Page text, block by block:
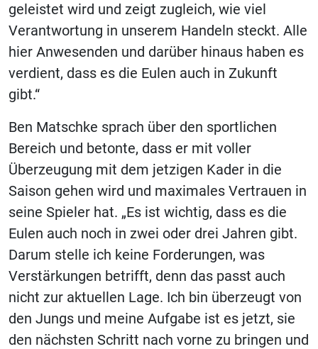
geleistet wird und zeigt zugleich, wie viel
Verantwortung in unserem Handeln steckt. Alle
hier Anwesenden und darüber hinaus haben es
verdient, dass es die Eulen auch in Zukunft
gibt.“
Ben Matschke sprach über den sportlichen
Bereich und betonte, dass er mit voller
Überzeugung mit dem jetzigen Kader in die
Saison gehen wird und maximales Vertrauen in
seine Spieler hat. „Es ist wichtig, dass es die
Eulen auch noch in zwei oder drei Jahren gibt.
Darum stelle ich keine Forderungen, was
Verstärkungen betrifft, denn das passt auch
nicht zur aktuellen Lage. Ich bin überzeugt von
den Jungs und meine Aufgabe ist es jetzt, sie
den nächsten Schritt nach vorne zu bringen und